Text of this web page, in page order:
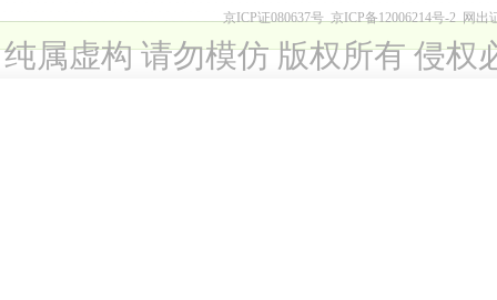
京ICP证080637号 京ICP备12006214号-2 网出
纯属虚构 请勿模仿 版权所有 侵权